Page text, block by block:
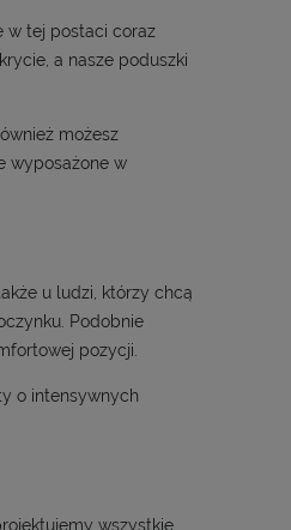
w tej postaci coraz
a nasze poduszki
możesz
wyposażone w
u ludzi, którzy chcą
Podobnie
pozycji.
o intensywnych
wszystkie